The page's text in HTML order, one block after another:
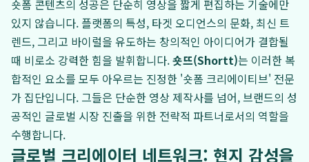
숏폼 콘텐츠의 성공은 단순히 영상을 짧게 편집하는 기술에만
있지 않습니다. 플랫폼의 특성, 타겟 오디언스의 문화, 최신 트
렌드, 그리고 바이럴을 유도하는 창의적인 아이디어가 결합될
때 비로소 강력한 힘을 발휘합니다.숏뜨(Shortt)는 이러한 복
합적인 요소를 모두 아우르는 진정한 '숏폼 크리에이티브' 전문
가 집단입니다. 그들은 단순한 영상 제작사를 넘어, 브랜드의 성
공적인 글로벌 시장 진출을 위한 전략적 파트너로서의 역할을
수행합니다.
글로벌 크리에이터 네트워크: 현지 감성을